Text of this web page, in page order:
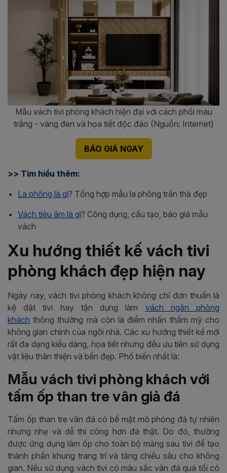
Mẫu vách tivi phòng khách hiện đại với cách phối màu
trắng - vàng đen và họa tiết độc đáo (Nguồn: Internet)
BÁO GIÁ NGAY
>> Tìm hiểu thêm:
La phông là gì? Tổng hợp mẫu la phông trần thả đẹp
Vách tiêu âm là gì? Công dụng, cấu tạo, báo giá mẫu
vách
Xu hướng thiết kế vách tivi
phòng khách đẹp hiện nay
Ngày nay, vách tivi phòng khách không chỉ đơn thuần là
kệ đặt tivi hay tận dụng làm vách ngăn phòng
khách thông thường mà còn là điểm nhấn thẩm mỹ cho
không gian chính của ngôi nhà. Các xu hướng thiết kế mới
rất đa dạng kiểu dáng, họa tiết nhưng đều ưu tiên sử dụng
vật liệu thân thiện và bền đẹp. Phổ biến nhất là:
Mẫu vách tivi phòng khách với
tấm ốp than tre vân giả đá
Tấm ốp than tre vân đá có bề mặt mô phỏng đá tự nhiên
nhưng nhẹ và dễ thi công hơn đá thật. Do đó, thường
được ứng dụng làm ốp cho toàn bộ mảng sau tivi để tạo
thành phần khung trang trí và tăng chiều sâu cho không
gian. Nếu sử dụng vách tivi có màu sắc vân đá quá tối có